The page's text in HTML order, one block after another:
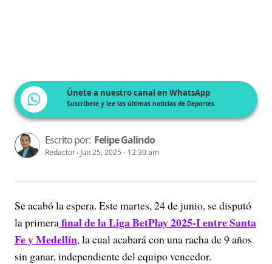
Únete a nuestro canal en WhatsApp
Suscríbete y lee las últimas noticias de Deportes
Escrito por: Felipe Galindo
Redactor Jun 25, 2025 - 12:30 am
Se acabó la espera. Este martes, 24 de junio, se disputó
la primerafinal de la Liga BetPlay 2025-I entre Santa
Fe y Medellín, la cual acabará con una racha de 9 años
sin ganar, independiente del equipo vencedor.